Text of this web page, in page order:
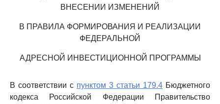
ВНЕСЕНИИ ИЗМЕНЕНИЙ
В ПРАВИЛА ФОРМИРОВАНИЯ И РЕАЛИЗАЦИИ
ФЕДЕРАЛЬНОЙ
АДРЕСНОЙ ИНВЕСТИЦИОННОЙ ПРОГРАММЫ
В соответствии с пунктом 3 статьи 179.4 Бюджетного
кодекса Российской Федерации Правительство